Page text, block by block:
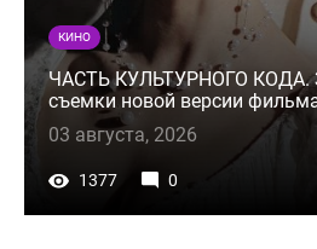
КИНО
ЧАСТЬ КУЛЬТУРНОГО КОДА.
съемки новой версии
03 августа, 2026
1377 0